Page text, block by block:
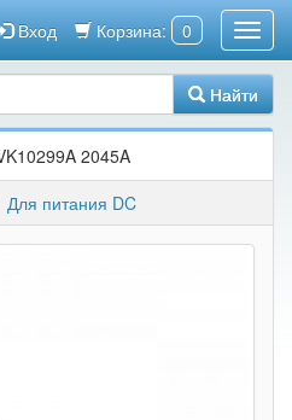
Корзина: 0
Вход
Найти
2045A
Для питания DC